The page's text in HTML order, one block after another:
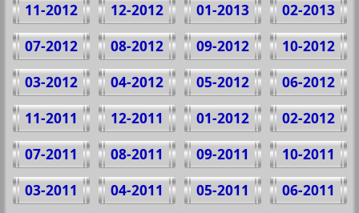
02-2013
01-2013
12-2012
11-2012
10-2012
09-2012
08-2012
07-2012
06-2012
05-2012
04-2012
03-2012
02-2012
01-2012
12-2011
11-2011
10-2011
09-2011
08-2011
07-2011
06-2011
05-2011
04-2011
03-2011